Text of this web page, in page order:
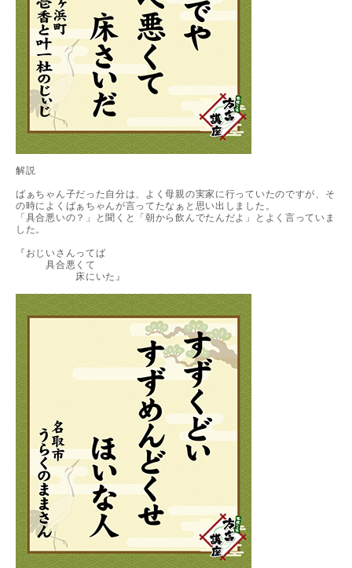
解説
ばぁちゃん子だった自分は、よく母親の実家に行っていたのですが、そ
の時によくばぁちゃんが言ってたなぁと思い出しました。
「具合悪いの？」と聞くと「朝から飲んでたんだよ」とよく言っていま
した。
『おじいさんってば
具合悪くて
床にいた』